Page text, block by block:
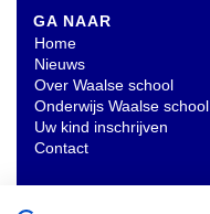
GA NAAR
Home
Nieuws
Over Waalse school
Onderwijs Waalse school
Uw kind inschrijven
Contact